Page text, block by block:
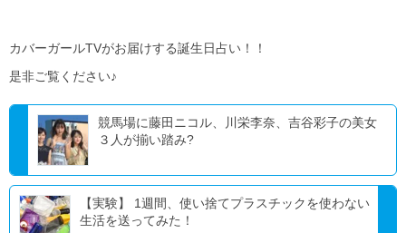
カバーガールTVがお届けする誕生日占い！！
是非ご覧ください♪
競馬場に藤田ニコル、川栄李奈、吉谷彩子の美女
３人が揃い踏み?
【実験】 1週間、使い捨てプラスチックを使わない
生活を送ってみた！